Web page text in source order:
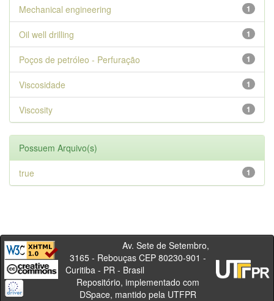
1
Mechanical engineering
1
Oil well drilling
1
Poços de petróleo - Perfuração
1
Viscosidade
1
Viscosity
Possuem Arquivo(s)
1
true
Av. Sete de Setembro,
3165 - Rebouças CEP 80230-901 -
Curitiba - PR - Brasil
Repositório, implementado com
DSpace, mantido pela UTFPR